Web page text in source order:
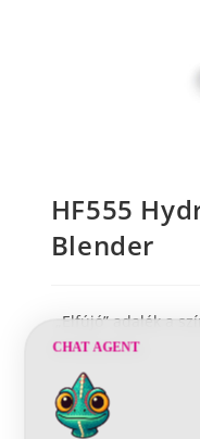
HF555
Blender
„Elfújó” adalék a
rendszerben.
CHAT AGENT